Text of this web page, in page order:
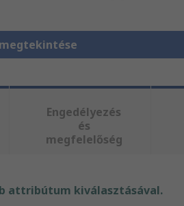
Engedélyezés
és
megfelelőség
attribútum kiválasztásával.